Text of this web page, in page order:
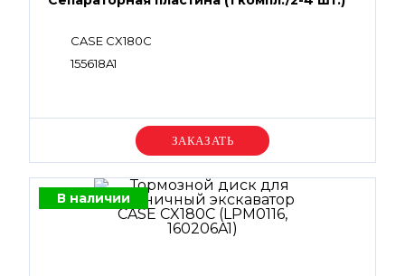
CASE CX180C
155618A1
Уточняйте цену
В наличии